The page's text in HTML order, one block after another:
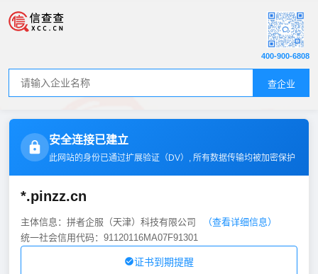
查企业
400-900-6808
安全连接已建立
此网站的身份已通过扩展验证（DV）, 所有数据传输均被加密保护
*.pinzz.cn
主体信息：拼者企服（天津）科技有限公司
（查看详细信息）
统一社会信用代码：91120116MA07F91301
证书到期提醒